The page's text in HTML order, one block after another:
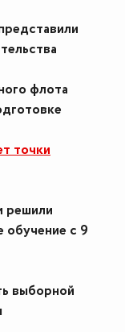
флота
точки
решили
обучение с 9
выборной